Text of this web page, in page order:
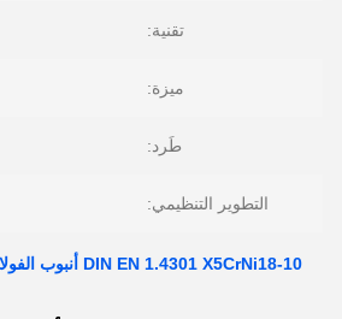
تقنية:
ميزة:
طَرد:
التطوير التنظيمي: